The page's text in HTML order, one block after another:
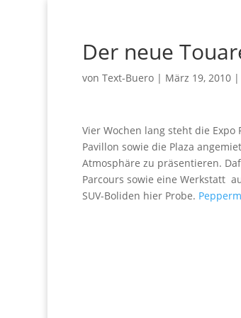
Der neue
vonText-Buero | März 19, 2010
Vier Wochen lang steht die
Pavillon sowie die Plaza
Atmosphäre zu präsentieren.
Parcours sowie eine Werkstatt
SUV-Boliden hier Probe.